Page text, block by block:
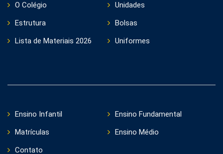
O Colégio
Unidades
Estrutura
Bolsas
Lista de Materiais 2026
Uniformes
Ensino Infantil
Ensino Fundamental
Matrículas
Ensino Médio
Contato